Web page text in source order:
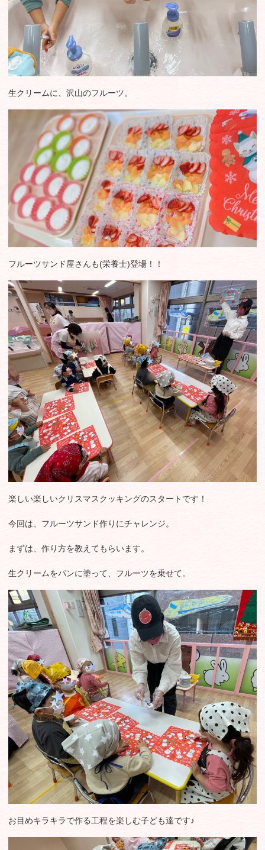
生クリームに、沢山のフルーツ。
フルーツサンド屋さんも(栄養士)登場！！
楽しい楽しいクリスマスクッキングのスタートです！
今回は、フルーツサンド作りにチャレンジ。
まずは、作り方を教えてもらいます。
生クリームをパンに塗って、フルーツを乗せて。
お目めキラキラで作る工程を楽しむ子ども達です♪